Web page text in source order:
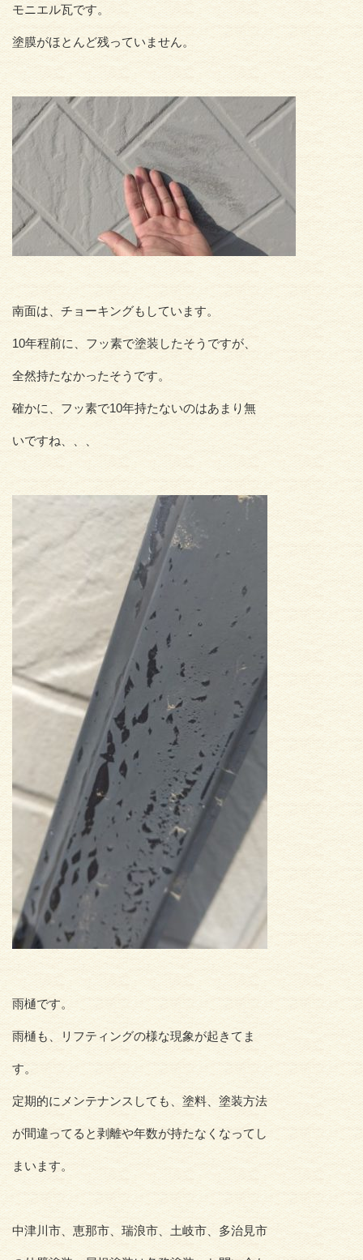
モニエル瓦です。
塗膜がほとんど残っていません。
南面は、チョーキングもしています。
10年程前に、フッ素で塗装したそうですが、
全然持たなかったそうです。
確かに、フッ素で10年持たないのはあまり無
いですね、、、
雨樋です。
雨樋も、リフティングの様な現象が起きてま
す。
定期的にメンテナンスしても、塗料、塗装方法
が間違ってると剥離や年数が持たなくなってし
まいます。
中津川市、恵那市、瑞浪市、土岐市、多治見市